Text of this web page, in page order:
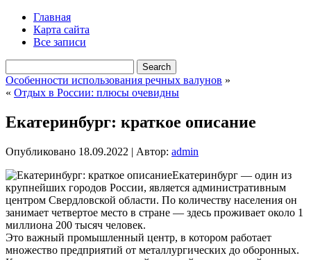
Главная
Карта сайта
Все записи
Особенности использования речных валунов »
« Отдых в России: плюсы очевидны
Екатеринбург: краткое описание
Опубликовано 18.09.2022 | Автор: admin
Екатеринбург — один из
крупнейших городов России, является административным
центром Свердловской области. По количеству населения он
занимает четвертое место в стране — здесь проживает около 1
миллиона 200 тысяч человек.
Это важный промышленный центр, в котором работает
множество предприятий от металлургических до оборонных.